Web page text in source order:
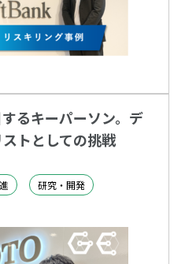
るキーパーソン。デ
トとしての挑戦
研究・開発